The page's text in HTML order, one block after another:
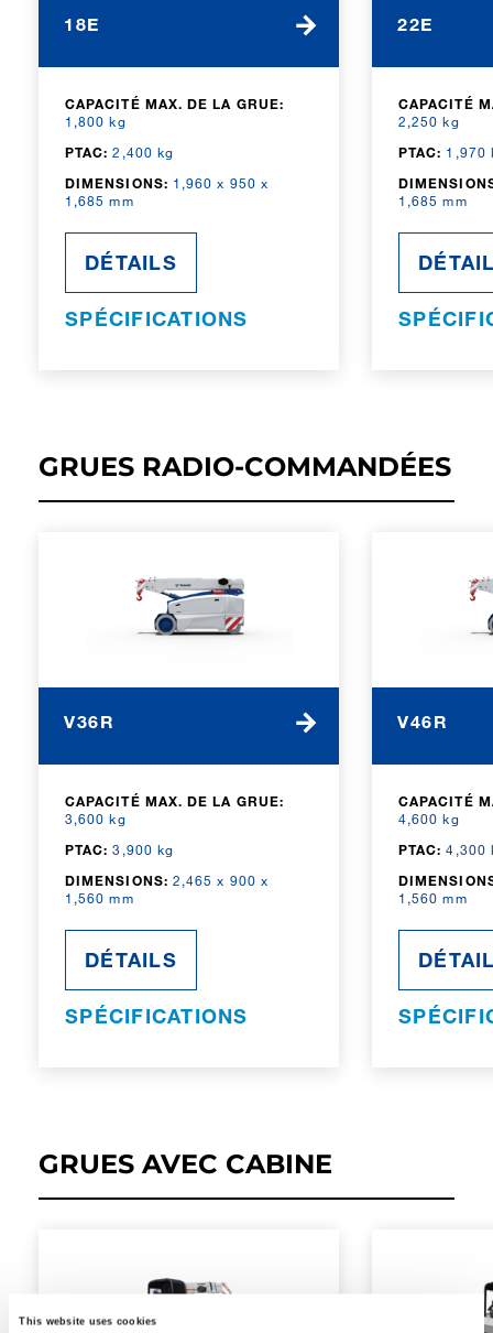
This website uses cookies
18E
CAPACITÉ MAX. DE LA GRUE:
1,800 kg
PTAC: 2,400 kg
DIMENSIONS: 1,960 x 950 x
1,685 mm
DÉTAILS
SPÉCIFICATIONS
22E
CAPACITÉ
2,250 kg
PTAC: 1,970
1,685 mm
GRUES RADIO-COMMANDÉES
V36R
CAPACITÉ MAX. DE LA GRUE:
3,600 kg
PTAC: 3,900 kg
DIMENSIONS: 2,465 x 900 x
1,560 mm
DÉTAILS
SPÉCIFICATIONS
V46R
CAPACITÉ
4,600 kg
PTAC: 4,300
1,560 mm
GRUES AVEC CABINE